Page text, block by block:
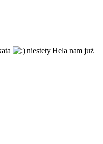
niestety Hela nam już